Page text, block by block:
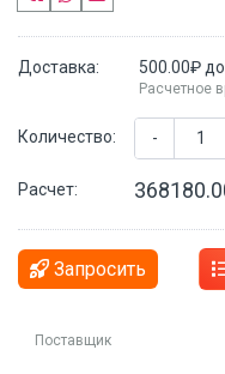
Доставка: 500.00₽ до
Расчетное
Количество: -
Расчет:
Запросить
Поставщик